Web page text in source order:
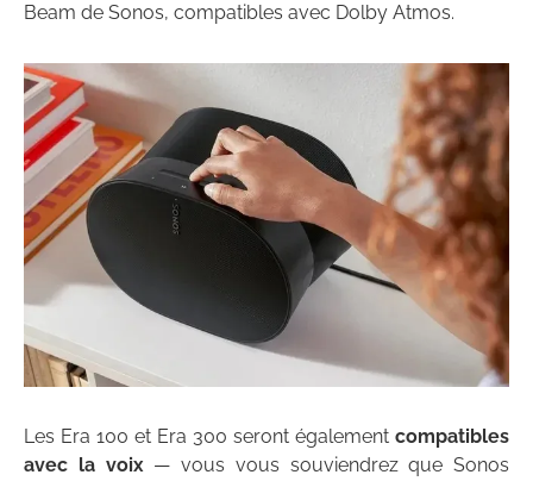
Beam de Sonos, compatibles avec Dolby Atmos.
Les Era 100 et Era 300 seront également compatibles
avec la voix— vous vous souviendrez que Sonos